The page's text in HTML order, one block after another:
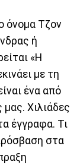
όνομα Τζον
ή
«Η
με τη
ένα από
Χιλιάδες
έγγραφα. Τι
στα